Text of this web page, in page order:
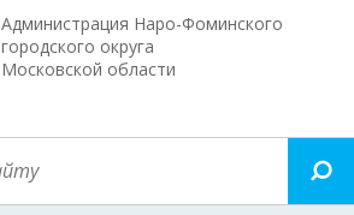
Администрация Наро-Фоминского
городского округа
Московской области